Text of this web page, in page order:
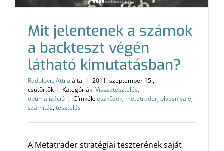
Mit jelentenek a számok
a backteszt végén
látható kimutatásban?
Radulovic Attila által | 2011. szeptember 15.,
csütörtök | Kategóriák:Visszatesztelés,
optimalizáció | Címkék:eszközök, metatrader,olvasnivaló,
számítás,tesztelés
A Metatrader stratégiai teszterének saját